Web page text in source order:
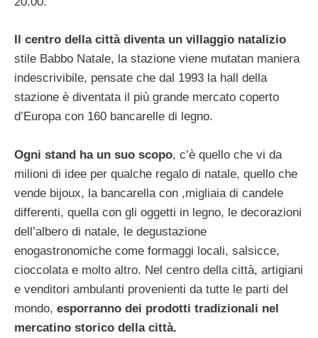
Il centro della città diventa un villaggio natalizio
stile Babbo Natale, la stazione viene mutatan maniera
indescrivibile, pensate che dal 1993 la hall della
stazione è diventata il più grande mercato coperto
d’Europa con 160 bancarelle di legno.
Ogni stand ha un suo scopo, c’è quello che vi da
milioni di idee per qualche regalo di natale, quello che
vende bijoux, la bancarella con ,migliaia di candele
differenti, quella con gli oggetti in legno, le decorazioni
dell’albero di natale, le degustazione
enogastronomiche come formaggi locali, salsicce,
cioccolata e molto altro. Nel centro della città, artigiani
e venditori ambulanti provenienti da tutte le parti del
mondo, esporranno dei prodotti tradizionali nel
mercatino storico della città.